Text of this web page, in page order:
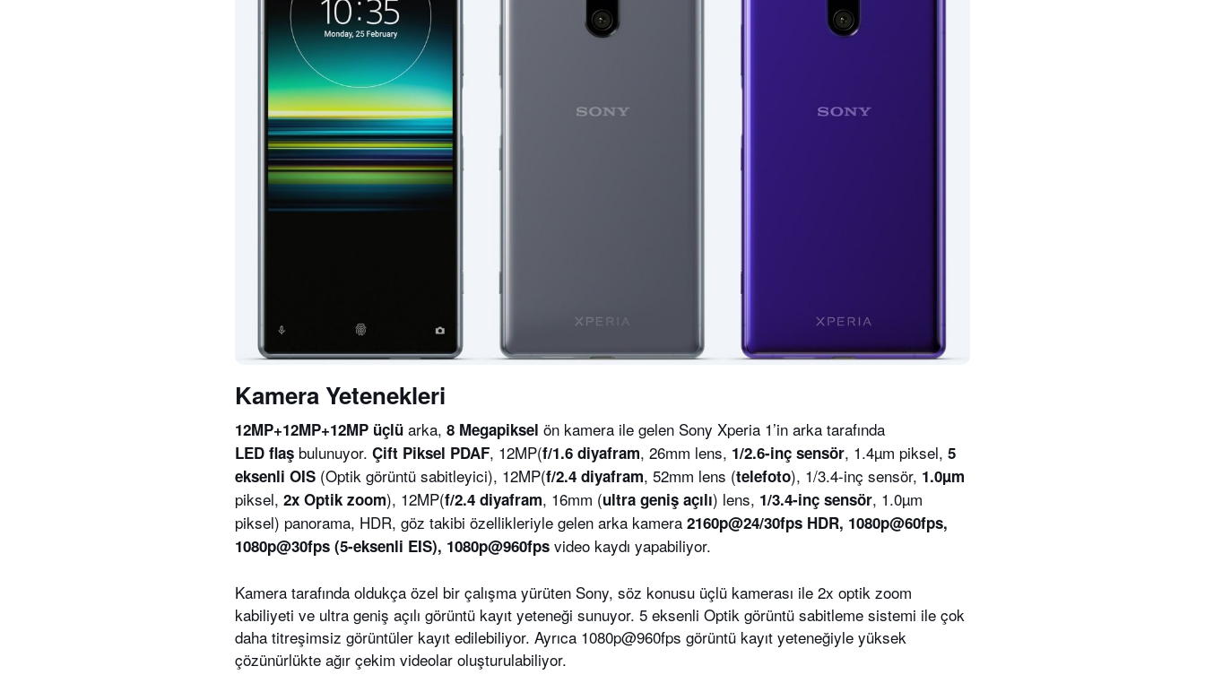
Kamera Yetenekleri
12MP+12MP+12MP üçlü arka, 8 Megapiksel ön kamera ile gelen Sony Xperia 1’in arka tarafında
LED flaş bulunuyor. Çift Piksel PDAF, 12MP(f/1.6 diyafram, 26mm lens, 1/2.6-inç sensör, 1.4µm piksel, 5
eksenli OIS (Optik görüntü sabitleyici), 12MP(f/2.4 diyafram, 52mm lens (telefoto), 1/3.4-inç sensör, 1.0µm
piksel, 2x Optik zoom), 12MP(f/2.4 diyafram, 16mm (ultra geniş açılı) lens, 1/3.4-inç sensör, 1.0µm
piksel) panorama, HDR, göz takibi özellikleriyle gelen arka kamera 2160p@24/30fps HDR, 1080p@60fps,
1080p@30fps (5-eksenli EIS), 1080p@960fps video kaydı yapabiliyor.
Kamera tarafında oldukça özel bir çalışma yürüten Sony, söz konusu üçlü kamerası ile 2x optik zoom
kabiliyeti ve ultra geniş açılı görüntü kayıt yeteneği sunuyor. 5 eksenli Optik görüntü sabitleme sistemi ile çok
daha titreşimsiz görüntüler kayıt edilebiliyor. Ayrıca 1080p@960fps görüntü kayıt yeteneğiyle yüksek
çözünürlükte ağır çekim videolar oluşturulabiliyor.